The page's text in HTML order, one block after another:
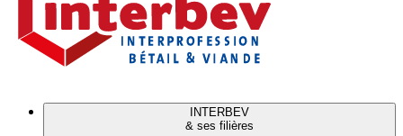
INTERBEV
& ses filières